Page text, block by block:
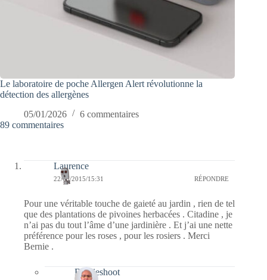
Le laboratoire de poche Allergen Alert révolutionne la
détection des allergènes
05/01/2026
6 commentaires
89 commentaires
Laurence
22/05/2015/15:31 RÉPONDRE
Pour une véritable touche de gaieté au jardin , rien de tel
que des plantations de pivoines herbacées . Citadine , je
n’ai pas du tout l’âme d’une jardinière . Et j’ai une nette
préférence pour les roses , pour les rosiers . Merci
Bernie .
Bernieshoot